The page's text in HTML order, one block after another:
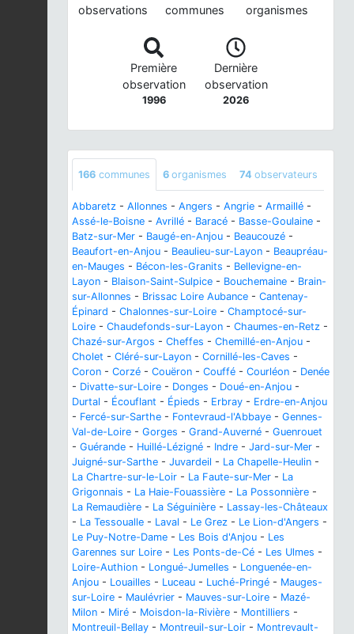
observations communes organismes
Première
observation
1996
Dernière
observation
2026
166 communes 6 organismes 74 observateurs
Abbaretz - Allonnes - Angers - Angrie - Armaillé -
Assé-le-Boisne - Avrillé - Baracé - Basse-Goulaine -
Batz-sur-Mer - Baugé-en-Anjou - Beaucouzé -
Beaufort-en-Anjou - Beaulieu-sur-Layon - Beaupréau-
en-Mauges - Bécon-les-Granits - Bellevigne-en-
Layon - Blaison-Saint-Sulpice - Bouchemaine - Brain-
sur-Allonnes - Brissac Loire Aubance - Cantenay-
Épinard - Chalonnes-sur-Loire - Champtocé-sur-
Loire - Chaudefonds-sur-Layon - Chaumes-en-Retz -
Chazé-sur-Argos - Cheffes - Chemillé-en-Anjou -
Cholet - Cléré-sur-Layon - Cornillé-les-Caves -
Coron - Corzé - Couëron - Couffé - Courléon - Denée
- Divatte-sur-Loire - Donges - Doué-en-Anjou -
Durtal - Écouflant - Épieds - Erbray - Erdre-en-Anjou
- Fercé-sur-Sarthe - Fontevraud-l'Abbaye - Gennes-
Val-de-Loire - Gorges - Grand-Auverné - Guenrouet
- Guérande - Huillé-Lézigné - Indre - Jard-sur-Mer -
Juigné-sur-Sarthe - Juvardeil - La Chapelle-Heulin -
La Chartre-sur-le-Loir - La Faute-sur-Mer - La
Grigonnais - La Haie-Fouassière - La Possonnière -
La Remaudière - La Séguinière - Lassay-les-Châteaux
- La Tessoualle - Laval - Le Grez - Le Lion-d'Angers -
Le Puy-Notre-Dame - Les Bois d'Anjou - Les
Garennes sur Loire - Les Ponts-de-Cé - Les Ulmes -
Loire-Authion - Longué-Jumelles - Longuenée-en-
Anjou - Louailles - Luceau - Luché-Pringé - Mauges-
sur-Loire - Maulévrier - Mauves-sur-Loire - Mazé-
Milon - Miré - Moisdon-la-Rivière - Montilliers -
Montreuil-Bellay - Montreuil-sur-Loir - Montrevault-